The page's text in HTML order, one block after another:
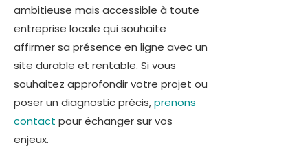
ambitieuse mais accessible à toute
entreprise locale qui souhaite
affirmer sa présence en ligne avec un
site durable et rentable. Si vous
souhaitez approfondir votre projet ou
poser un diagnostic précis,prenons
contact pour échanger sur vos
enjeux.